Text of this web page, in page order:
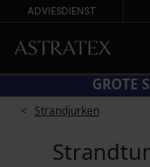
ADVIESDIENST
GROTE
Strandjurken